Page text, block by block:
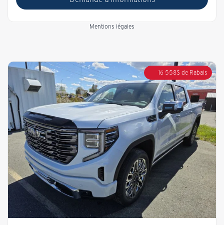
Mentions légales
16 558$ de Rabais